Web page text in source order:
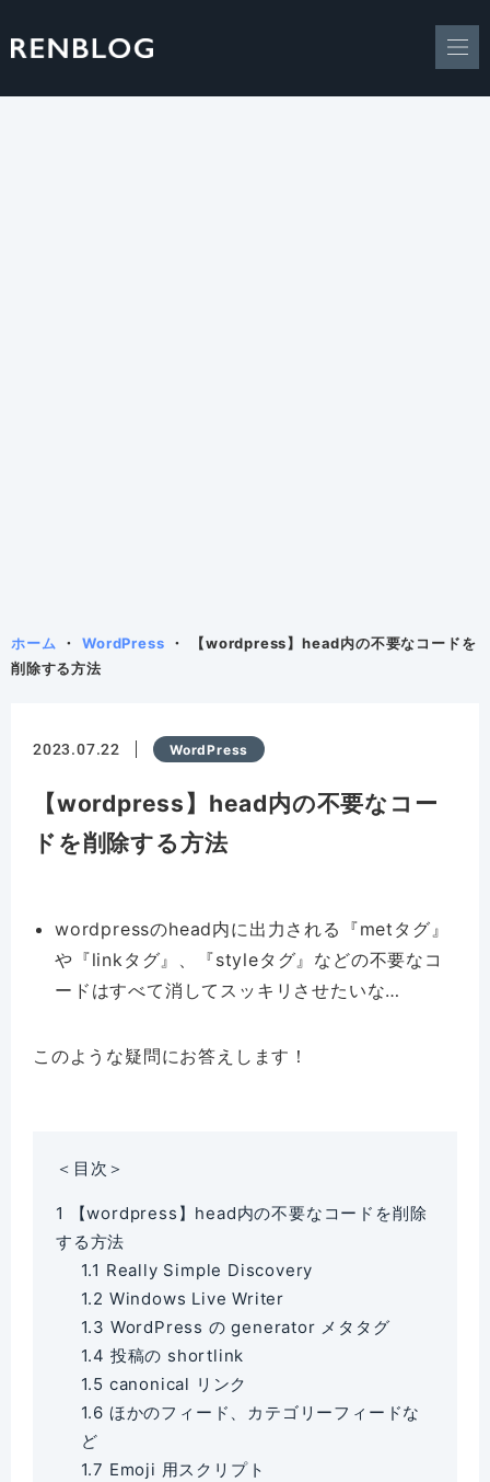
ホーム WordPress
【wordpress】head内の不要なコードを
削除する方法
2023.07.22 WordPress
【wordpress】head内の不要なコー
ドを削除する方法
wordpressのhead内に出力される『metタグ』
や『linkタグ』、『styleタグ』などの不要なコ
ードはすべて消してスッキリさせたいな…
このような疑問にお答えします！
＜目次＞
1
【wordpress】head内の不要なコードを削除
する方法
1.1 Really Simple Discovery
1.2 Windows Live Writer
1.3 WordPress の generator メタタグ
1.4 投稿の shortlink
1.5 canonical リンク
1.6 ほかのフィード、カテゴリーフィードな
ど
1.7 Emoji 用スクリプト